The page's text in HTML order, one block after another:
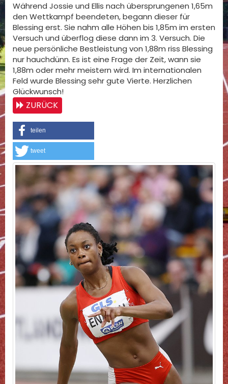
Während Jossie und Ellis nach übersprungenen 1,65m
den Wettkampf beendeten, begann dieser für
Blessing erst. Sie nahm alle Höhen bis 1,85m im ersten
Versuch und überflog diese dann im 3. Versuch. Die
neue persönliche Bestleistung von 1,88m riss Blessing
nur hauchdünn. Es ist eine Frage der Zeit, wann sie
1,88m oder mehr meistern wird. Im internationalen
Feld wurde Blessing sehr gute Vierte. Herzlichen
Glückwunsch!
ZURÜCK
teilen
tweet